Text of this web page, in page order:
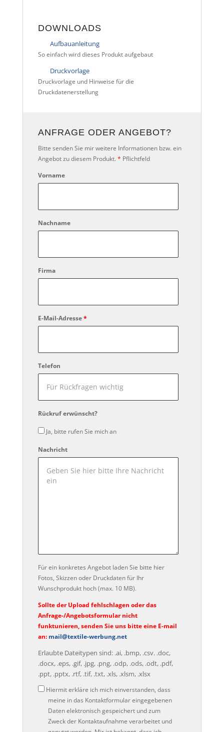
DOWNLOADS
Aufbauanleitung
So einfach wird dieses Produkt aufgebaut
Druckvorlage
Druckvorlage und Hinweise für die
Druckdatenerstellung
ANFRAGE ODER ANGEBOT?
Bitte senden Sie mir weitere Informationen bzw. ein
Angebot zu diesem Produkt. * Pflichtfeld
Vorname
Nachname
Firma
E-Mail-Adresse*
Telefon
Rückruf erwünscht?
Ja, bitte rufen Sie mich an
Nachricht
Für ein konkretes Angebot laden Sie bitte hier
Fotos, Skizzen oder Druckdaten für Ihr
Wunschprodukt hoch (max. 10 MB).
Sollte der Upload fehlschlagen oder das
Anfrage-/Angebotsformular nicht
funktunieren, senden Sie uns bitte eine E-mail
an: mail@textile-werbung.net
Erlaubte Dateitypen sind: .ai, .bmp, .csv. .doc,
.docx, .eps, .gif, .jpg, .png, .odp, .ods, .odt, .pdf,
.ppt, .pptx, .rtf, .tif, .txt, .xls, .xlsm, .xlsx
Datenschutz
Hiermit erkläre ich mich einverstanden, dass
meine in das Kontaktformular eingegebenen
Daten elektronisch gespeichert und zum
Zweck der Kontaktaufnahme verarbeitet und